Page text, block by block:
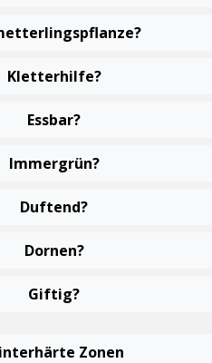
Kletterhilfe?
Essbar?
Immergrün?
Duftend?
Dornen?
Giftig?
Zonen